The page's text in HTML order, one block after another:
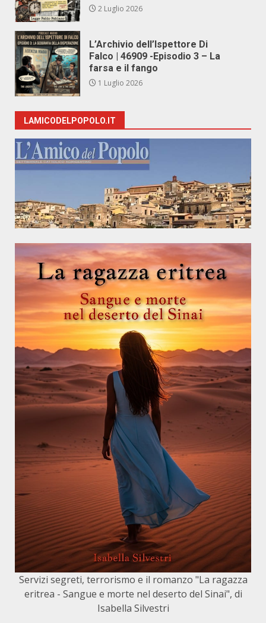
2 Luglio 2026
L’Archivio dell’Ispettore Di
Falco | 46909 -Episodio 3 – La
farsa e il fango
1 Luglio 2026
LAMICODELPOPOLO.IT
Servizi segreti, terrorismo e il romanzo "La ragazza
eritrea - Sangue e morte nel deserto del Sinai", di
Isabella Silvestri